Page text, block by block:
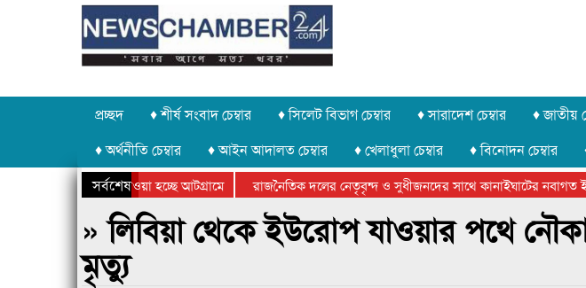
প্রচ্ছদ ♦ শীর্ষ সংবাদ চেম্বার ♦ সিলেট বিভাগ চেম্বার ♦ সারাদেশ চেম্বার ♦ জাতীয়
♦ অর্থনীতি চেম্বার
♦ আইন আদালত চেম্বার ♦ খেলাধুলা চেম্বার ♦ বিনোদন চেম্বার
সর্বশেষ
চুরি করে নিয়ে যাওয়া হচ্ছে আটগ্রামে রাজনৈতিক দলের নেতৃবৃন্দ ও সুধীজনদের সাথে কানাইঘাটের নবাগত
ক্রীড়া প্রতিযোগিতার পুরস্কার বিতরণ সম্পন্ন
সিলেটে বাংলাদেশ গ্রুপ থিয়েটার ফেডারেশানের বিভাগীয় অভিনয়
» লিবিয়া থেকে ইউরোপ যাওয়ার পথে
মৃত্যু